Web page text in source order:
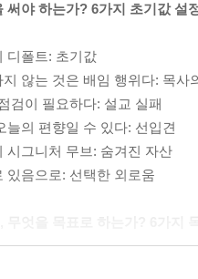
써야 하는가? 6가지 초기값 설
디폴트: 초기값
않는 것은 배임 행위다: 목사
검이 필요하다: 설교 실패
늘의 편향일 수 있다: 선입견
시그니처 무브: 숨겨진 자산
있음으로: 선택한 외로움